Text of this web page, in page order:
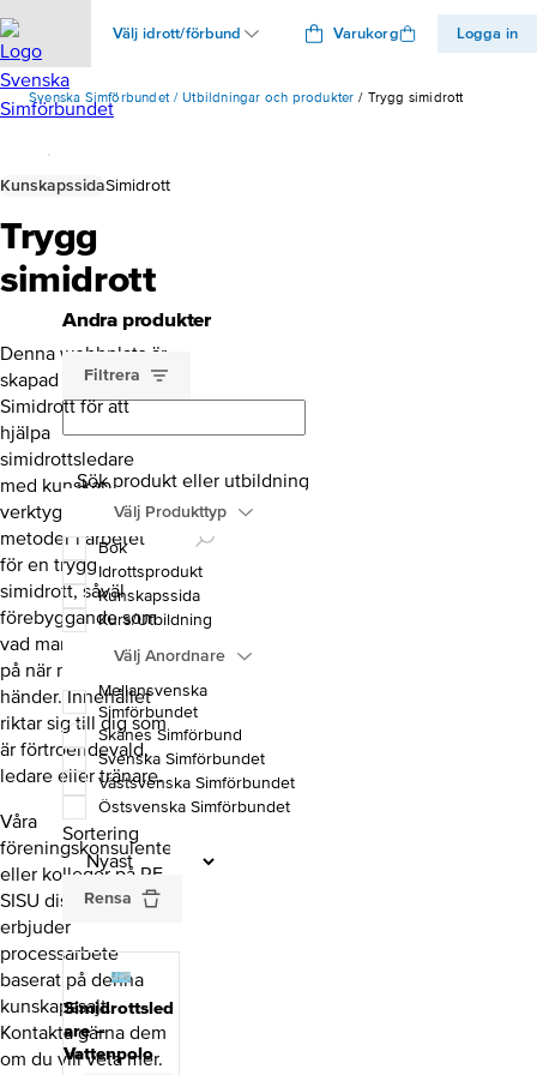
Välj idrott/förbund Varukorg Logga in
Svenska Simförbundet Utbildningar och produkter Trygg simidrott
KunskapssidaSimidrott
Trygg
simidrott
Denna webbplats är
skapad av Svensk
Simidrott för att
hjälpa
simidrottsledare
med kunskap,
verktyg och
metoder i arbetet
för en trygg
simidrott, såväl
förebyggande som
vad man ska tänka
på när något
händer. Innehållet
riktar sig till dig som
är förtroendevald,
ledare eller tränare.
Våra
föreningskonsulenter
eller kollegor på RF-
SISU distrikt
erbjuder
processarbete
baserat på denna
kunskapssajt.
Kontakta gärna dem
om du vill veta mer.
Andra produkter
Filtrera
Sök produkt eller utbildning
Välj Produkttyp
Bok
Idrottsprodukt
Kunskapssida
Kurs/Utbildning
Välj Anordnare
Mellansvenska
Simförbundet
Skånes Simförbund
Svenska Simförbundet
Västsvenska Simförbundet
Östsvenska Simförbundet
Sortering
Rensa
Simidrottsled
are –
Vattenpolo